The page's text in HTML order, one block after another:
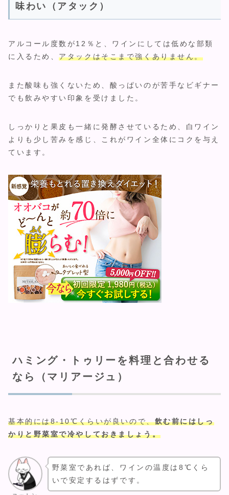
味わい（アタック）
アルコール度数が12％と、ワインにしては低めな部類
に入るため、アタックはそこまで強くありません。
また酸味も強くないため、酸っぱいのが苦手なビギナー
でも飲みやすい印象を受けました。
しっかりと果皮も一緒に発酵させているため、白ワイン
よりも少し苦みを感じ、これがワイン全体にコクを与え
ています。
ハミング・トゥリーを料理と合わせる
なら（マリアージュ）
基本的には8-10℃くらいが良いので、飲む前にはしっ
かりと野菜室で冷やしておきましょう。
野菜室であれば、ワインの温度は8℃くら
いで安定するはずです。